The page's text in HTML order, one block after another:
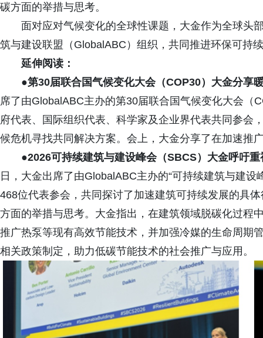
碳方面的举措与思考。
面对应对气候变化的全球性课题，大金作为全球头
筑与建设联盟（GlobalABC）组织，共同推进环保可持
延伸阅读：
●第30届联合国气候变化大会（COP30）大金分享
席了由GlobalABC主办的第30届联合国气候变化大会（
府代表、国际组织代表、科学家及企业界代表共同参会
候危机寻找共同解决方案。会上，大金分享了在加速推
●2026可持续建筑与建设峰会（SBCS）大金呼吁
日，大金出席了由GlobalABC主办的“可持续建筑与建
468位代表参会，共同探讨了加速建筑可持续发展的具
方面的举措与思考。大金指出，在建筑领域脱碳化过程
推广热泵等现有高效节能技术，并加强冷媒的生命周期
相关政策制定，助力低碳节能技术的社会推广与应用。